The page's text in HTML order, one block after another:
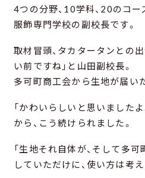
4つの分野、10学科、20のコー
服飾専門学校の副校長です。
取材冒頭、タカタータンとの
い前ですね」と山田副校長。
多可町商工会から生地が届い
「かわいらしいと思いました
から、こう続けられました。
「生地それ自体が、そして多
していただけに、使い方は考